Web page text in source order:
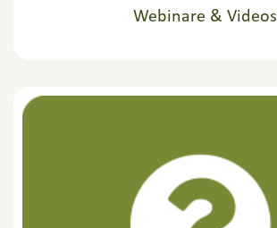
Webinare & Videos